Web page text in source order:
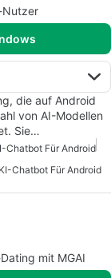
Nutzer
die auf Android
von AI-Modellen
Sie…
Chatbot Für Android
Chatbot Für Android
mit MGAI